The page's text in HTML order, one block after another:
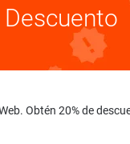
Descuento
Obtén 20% de